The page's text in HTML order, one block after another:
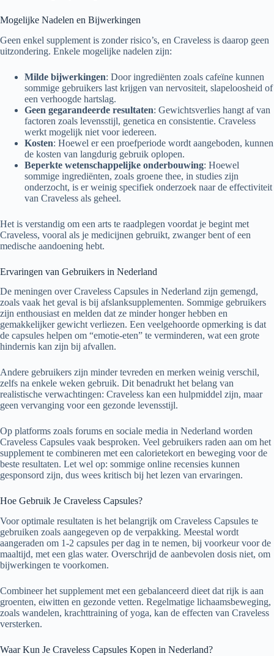
Mogelijke Nadelen en Bijwerkingen
Geen enkel supplement is zonder risico’s, en Craveless is daarop geen
uitzondering. Enkele mogelijke nadelen zijn:
Milde bijwerkingen: Door ingrediënten zoals cafeïne kunnen
sommige gebruikers last krijgen van nervositeit, slapeloosheid of
een verhoogde hartslag.
Geen gegarandeerde resultaten: Gewichtsverlies hangt af van
factoren zoals levensstijl, genetica en consistentie. Craveless
werkt mogelijk niet voor iedereen.
Kosten: Hoewel er een proefperiode wordt aangeboden, kunnen
de kosten van langdurig gebruik oplopen.
Beperkte wetenschappelijke onderbouwing: Hoewel
sommige ingrediënten, zoals groene thee, in studies zijn
onderzocht, is er weinig specifiek onderzoek naar de effectiviteit
van Craveless als geheel.
Het is verstandig om een arts te raadplegen voordat je begint met
Craveless, vooral als je medicijnen gebruikt, zwanger bent of een
medische aandoening hebt.
Ervaringen van Gebruikers in Nederland
De meningen over Craveless Capsules in Nederland zijn gemengd,
zoals vaak het geval is bij afslanksupplementen. Sommige gebruikers
zijn enthousiast en melden dat ze minder honger hebben en
gemakkelijker gewicht verliezen. Een veelgehoorde opmerking is dat
de capsules helpen om “emotie-eten” te verminderen, wat een grote
hindernis kan zijn bij afvallen.
Andere gebruikers zijn minder tevreden en merken weinig verschil,
zelfs na enkele weken gebruik. Dit benadrukt het belang van
realistische verwachtingen: Craveless kan een hulpmiddel zijn, maar
geen vervanging voor een gezonde levensstijl.
Op platforms zoals forums en sociale media in Nederland worden
Craveless Capsules vaak besproken. Veel gebruikers raden aan om het
supplement te combineren met een calorietekort en beweging voor de
beste resultaten. Let wel op: sommige online recensies kunnen
gesponsord zijn, dus wees kritisch bij het lezen van ervaringen.
Hoe Gebruik Je Craveless Capsules?
Voor optimale resultaten is het belangrijk om Craveless Capsules te
gebruiken zoals aangegeven op de verpakking. Meestal wordt
aangeraden om 1-2 capsules per dag in te nemen, bij voorkeur voor de
maaltijd, met een glas water. Overschrijd de aanbevolen dosis niet, om
bijwerkingen te voorkomen.
Combineer het supplement met een gebalanceerd dieet dat rijk is aan
groenten, eiwitten en gezonde vetten. Regelmatige lichaamsbeweging,
zoals wandelen, krachttraining of yoga, kan de effecten van Craveless
versterken.
Waar Kun Je Craveless Capsules Kopen in Nederland?